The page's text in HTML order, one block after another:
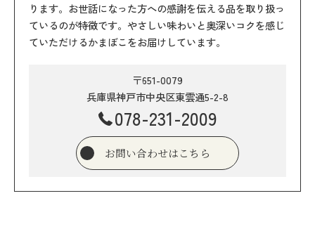
ります。お世話になった方への感謝を伝える品を取り扱っ
ているのが特徴です。やさしい味わいと奥深いコクを感じ
ていただけるかまぼこをお届けしています。
〒651-0079
兵庫県神戸市中央区東雲通5-2-8
078-231-2009
お問い合わせはこちら